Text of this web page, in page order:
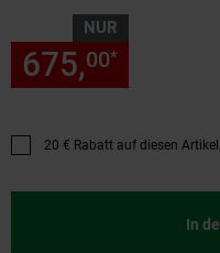
NUR
675,00*
Promotion "20 € Rabatt auf
20 € Rabatt auf diesen
In